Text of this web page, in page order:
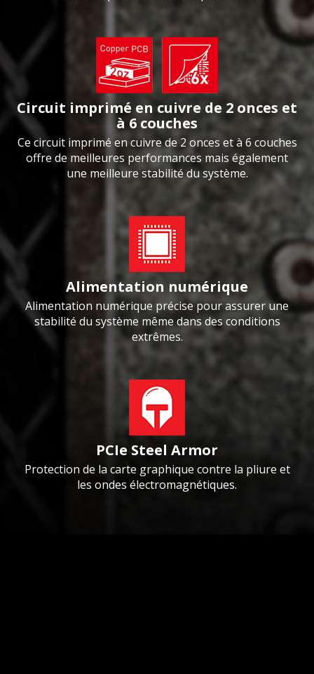
Circuit imprimé en cuivre de 2 onces et
à 6 couches
Ce circuit imprimé en cuivre de 2 onces et à 6 couches
offre de meilleures performances mais également
une meilleure stabilité du système.
Alimentation numérique
Alimentation numérique précise pour assurer une
stabilité du système même dans des conditions
extrêmes.
PCIe Steel Armor
Protection de la carte graphique contre la pliure et
les ondes électromagnétiques.